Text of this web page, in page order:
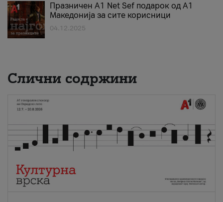
Празничен A1 Net Sеf подарок од А1
Македонија за сите корисници
04.12.2025
Слични содржини